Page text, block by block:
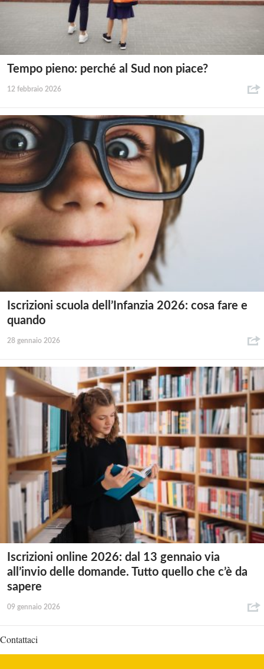
Tempo pieno: perché al Sud non piace?
12 febbraio 2026
Iscrizioni scuola dell’Infanzia 2026: cosa fare e
quando
28 gennaio 2026
Iscrizioni online 2026: dal 13 gennaio via
all’invio delle domande. Tutto quello che c’è da
sapere
09 gennaio 2026
Contattaci